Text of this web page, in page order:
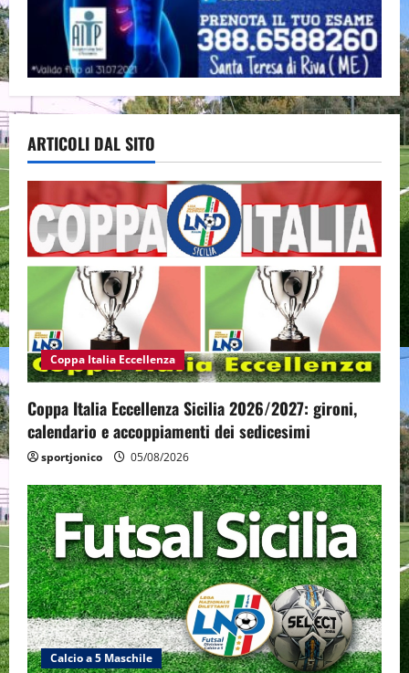
ARTICOLI DAL SITO
Coppa Italia Eccellenza
Coppa Italia Eccellenza Sicilia 2026/2027: gironi,
calendario e accoppiamenti dei sedicesimi
sportjonico 05/08/2026
Calcio a 5 Maschile